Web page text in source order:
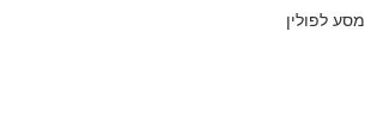
מסע לפולין